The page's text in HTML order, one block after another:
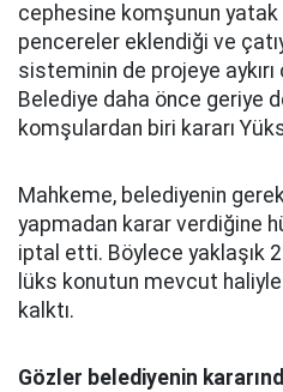
cephesine komşunun yatak
pencereler eklendiği ve
sisteminin de projeye
Belediye daha önce geriye
komşulardan biri kararı
Mahkeme, belediyenin
yapmadan karar verdiğine
iptal etti. Böylece yaklaşık
lüks konutun mevcut
kalktı.
Gözler belediyenin